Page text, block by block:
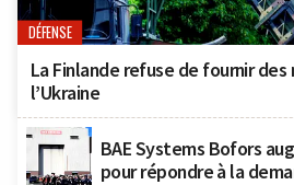
DÉFENSE
La Finlande refuse de fournir
l’Ukraine
BAE Systems Bofors
pour répondre à la